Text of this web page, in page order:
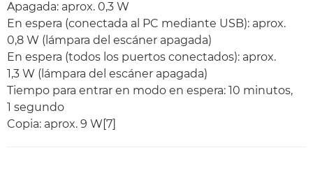
Apagada: aprox. 0,3 W
En espera (conectada al PC mediante USB): aprox.
0,8 W (lámpara del escáner apagada)
En espera (todos los puertos conectados): aprox.
1,3 W (lámpara del escáner apagada)
Tiempo para entrar en modo en espera: 10 minutos,
1 segundo
Copia: aprox. 9 W[7]